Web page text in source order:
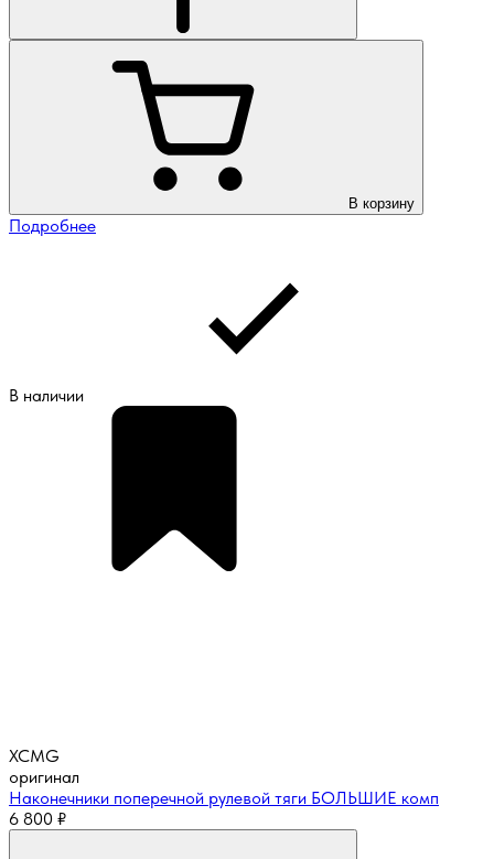
В корзину
Подробнее
В наличии
XCMG
оригинал
Наконечники поперечной рулевой тяги БОЛЬШИЕ комп
6 800 ₽